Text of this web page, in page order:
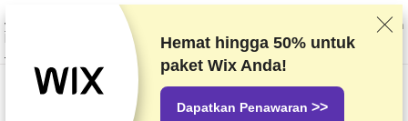
Kami memberi peringkat vendor berdasarkan pengetesan dan penelitian
yang ketat, tetapi juga mempertimbangkan umpan balik Anda dan perjanjian
komersial kami dengan penyedia. Halaman ini berisi tautan afiliasi.
Hemat hingga 50% untuk
paket Wix Anda!
Dapatkan Penawaran >>